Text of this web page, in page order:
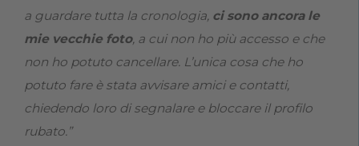
a guardare tutta la cronologia, ci sono ancora le
mie vecchie foto, a cui non ho più accesso e che
non ho potuto cancellare. L’unica cosa che ho
potuto fare è stata avvisare amici e contatti,
chiedendo loro di segnalare e bloccare il profilo
rubato.”